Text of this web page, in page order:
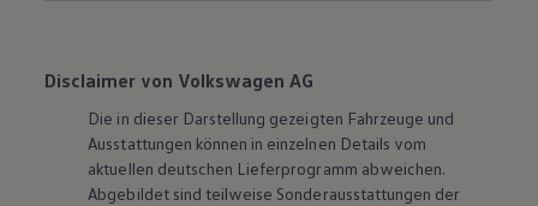
Disclaimer von Volkswagen AG
Die in dieser Darstellung gezeigten Fahrzeuge und
Ausstattungen können in einzelnen Details vom
aktuellen deutschen Lieferprogramm abweichen.
Abgebildet sind teilweise Sonderausstattungen der